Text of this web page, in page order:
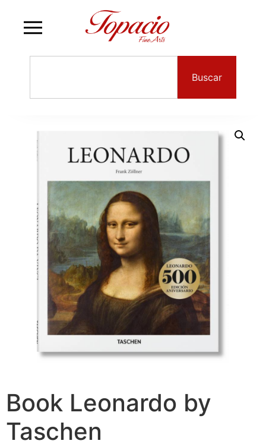
Buscar
Book Leonardo by
Taschen